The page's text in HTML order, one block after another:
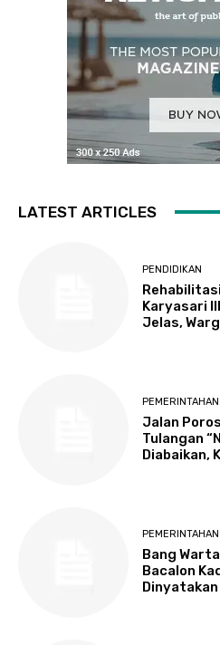
LATEST ARTICLES
PENDIDIKAN
Karyasari
Jelas,
PEMERINTAHAN
Jalan
Tulangan
Diabaikan,
PEMERINTAHAN
Bang
Bacalon